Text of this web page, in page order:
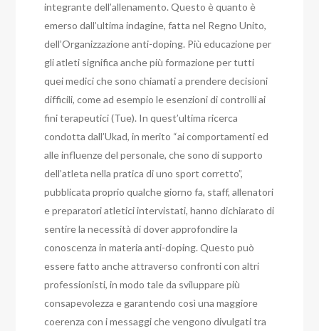
integrante dell’allenamento. Questo è quanto è
emerso dall’ultima indagine, fatta nel Regno Unito,
dell’Organizzazione anti-doping. Più educazione per
gli atleti significa anche più formazione per tutti
quei medici che sono chiamati a prendere decisioni
difficili, come ad esempio le esenzioni di controlli ai
fini terapeutici (Tue). In quest’ultima ricerca
condotta dall’Ukad, in merito “ai comportamenti ed
alle influenze del personale, che sono di supporto
dell’atleta nella pratica di uno sport corretto”,
pubblicata proprio qualche giorno fa, staff, allenatori
e preparatori atletici intervistati, hanno dichiarato di
sentire la necessità di dover approfondire la
conoscenza in materia anti-doping. Questo può
essere fatto anche attraverso confronti con altri
professionisti, in modo tale da sviluppare più
consapevolezza e garantendo così una maggiore
coerenza con i messaggi che vengono divulgati tra